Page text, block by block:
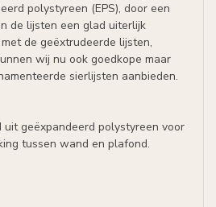
polystyreen (EPS), door een
de lijsten een glad uiterlijk
de geëxtrudeerde lijsten,
wij nu ook goedkope maar
sierlijsten aanbieden.
geëxpandeerd polystyreen voor
tussen wand en plafond.